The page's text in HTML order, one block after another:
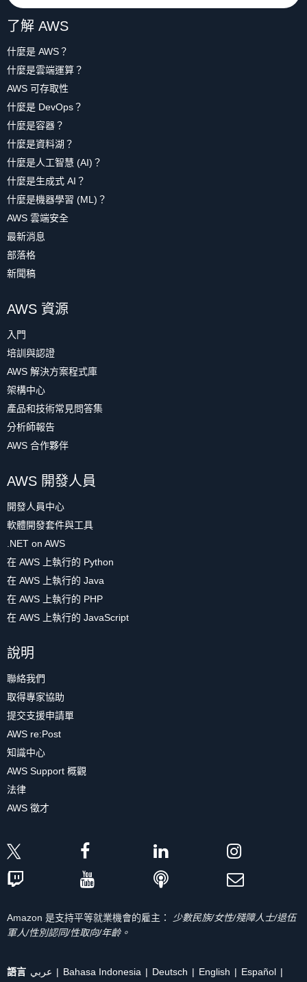
了解 AWS
什麼是 AWS？
什麼是雲端運算？
AWS 可存取性
什麼是 DevOps？
什麼是容器？
什麼是資料湖？
什麼是人工智慧 (AI)？
什麼是生成式 AI？
什麼是機器學習 (ML)？
AWS 雲端安全
最新消息
部落格
新聞稿
AWS 資源
入門
培訓與認證
AWS 解決方案程式庫
架構中心
產品和技術常見問答集
分析師報告
AWS 合作夥伴
AWS 開發人員
開發人員中心
軟體開發套件與工具
.NET on AWS
在 AWS 上執行的 Python
在 AWS 上執行的 Java
在 AWS 上執行的 PHP
在 AWS 上執行的 JavaScript
說明
聯絡我們
取得專家協助
提交支援申請單
AWS re:Post
知識中心
AWS Support 概觀
法律
AWS 徵才
Amazon 是支持平等就業機會的雇主：
少數民族/女性/殘障人士/退伍
軍人/性別認同/性取向/年齡。
語言 عربي Bahasa Indonesia Deutsch English Español